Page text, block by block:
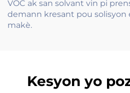
VOC ak san solvant vin pi
demann kresant pou solisyon
makè.
Kesyon yo